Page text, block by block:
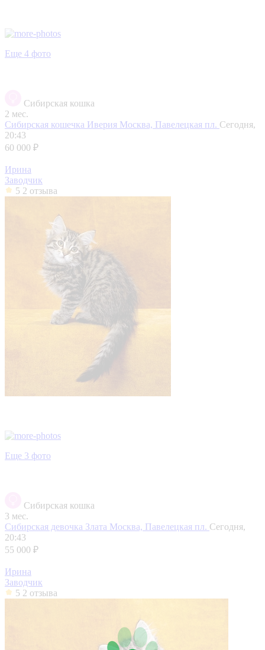
Еще 4 фото
Сибирская кошка
2 мес.
Сибирская кошечка Иверия Москва, Павелецкая пл. Сегодня,
20:43
60 000 ₽
Ирина
Заводчик
5 2 отзыва
Еще 3 фото
Сибирская кошка
3 мес.
Сибирская девочка Злата Москва, Павелецкая пл. Сегодня,
20:43
55 000 ₽
Ирина
Заводчик
5 2 отзыва